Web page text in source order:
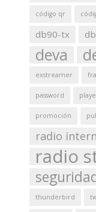
código qr
db90-tx
deva
exstreamer
password
promoción
radio
radio
thunderbird